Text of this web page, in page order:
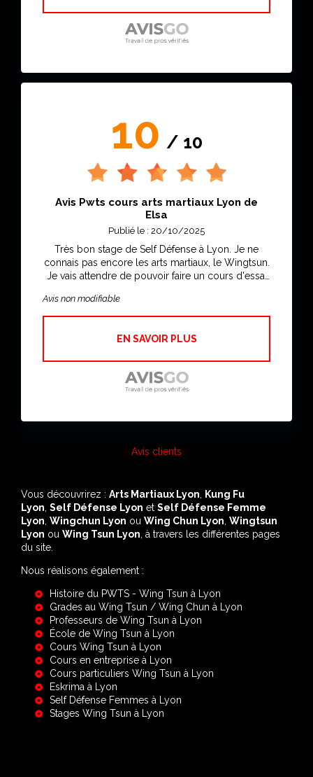
10 / 10
Avis Pwts cours arts martiaux Lyon de
Elsa
Publié le : 20/10/2025
Très bon stage de Self Défense à Lyon. Je ne
connais pas encore les arts martiaux, le Wingtsun.
Je vais attendre de pouvoir faire un cours d'essai
Avis non modifiable
EN SAVOIR PLUS
Avis clients
Vous découvrirez : Arts Martiaux Lyon
Kung Fu
Lyon Self Défense Lyon et Self Défense Femme
Lyon Wingchun Lyon ou Wing Chun Lyon Wingtsun
Lyon ou Wing Tsun Lyon , à travers les différentes pages
du site.
Nous réalisons également :
Histoire du PWTS - Wing Tsun à Lyon
Grades au Wing Tsun / Wing Chun à Lyon
Professeurs de Wing Tsun à Lyon
École de Wing Tsun à Lyon
Cours Wing Tsun à Lyon
Cours en entreprise à Lyon
Cours particuliers Wing Tsun à Lyon
Eskrima à Lyon
Self Défense Femmes à Lyon
Stages Wing Tsun à Lyon